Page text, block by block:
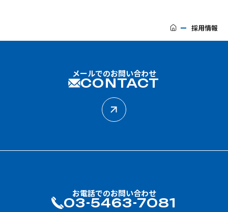
採用情報
メールでのお問い合わせ
CONTACT
お電話でのお問い合わせ
03-5463-7081